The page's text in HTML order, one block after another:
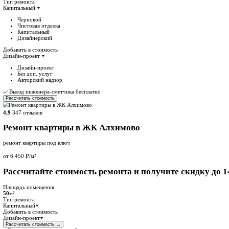
ЖК Митинский Лес
Смотреть все
Рассчитать смету
Ремонт квартиры в ЖК Алхимово
ремонт квартиры под ключ
от 6 450 ₽/м²
Рассчитайте стоимость ремонта и
Площадь помещения
Тип ремонта
Капитальный
Черновой